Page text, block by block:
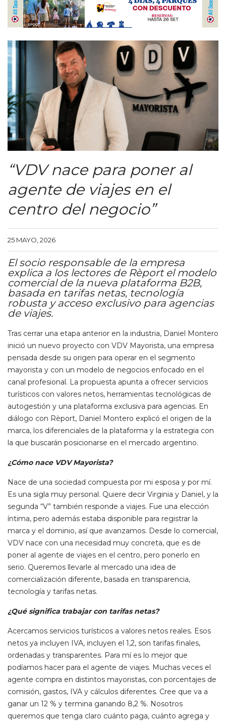
“VDV nace para poner al
agente de viajes en el
centro del negocio”
25 MAYO, 2026
El socio responsable de la empresa
explica a los lectores de Rèport el modelo
comercial de la nueva plataforma B2B,
basada en tarifas netas, tecnología
robusta y acceso exclusivo para agencias
de viajes.
Tras cerrar una etapa anterior en la industria, Daniel Montero
inició un nuevo proyecto con VDV Mayorista, una empresa
pensada desde su origen para operar en el segmento
mayorista y con un modelo de negocios enfocado en el
canal profesional. La propuesta apunta a ofrecer servicios
turísticos con valores netos, herramientas tecnológicas de
autogestión y una plataforma exclusiva para agencias. En
diálogo con Rèport, Daniel Montero explicó el origen de la
marca, los diferenciales de la plataforma y la estrategia con
la que buscarán posicionarse en el mercado argentino.
¿Cómo nace VDV Mayorista?
Nace de una sociedad compuesta por mi esposa y por mí.
Es una sigla muy personal. Quiere decir Virginia y Daniel, y la
segunda “V” también responde a viajes. Fue una elección
íntima, pero además estaba disponible para registrar la
marca y el dominio, así que avanzamos. Desde lo comercial,
VDV nace con una necesidad muy concreta, que es de
poner al agente de viajes en el centro, pero ponerlo en
serio. Queremos llevarle al mercado una idea de
comercialización diferente, basada en transparencia,
tecnología y tarifas netas.
¿Qué significa trabajar con tarifas netas?
Acercamos servicios turísticos a valores netos reales. Esos
netos ya incluyen IVA, incluyen el 1,2, son tarifas finales,
ordenadas y transparentes. Para mí es lo mejor que
podíamos hacer para el agente de viajes. Muchas veces el
agente compra en distintos mayoristas, con porcentajes de
comisión, gastos, IVA y cálculos diferentes. Cree que va a
ganar un 12 % y termina ganando 8,2 %. Nosotros
queremos que tenga claro cuánto paga, cuánto agrega y